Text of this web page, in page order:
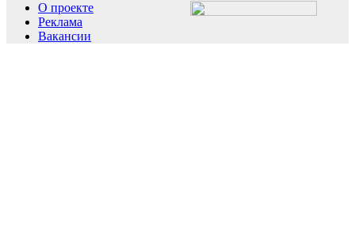
О проекте
Реклама
Вакансии